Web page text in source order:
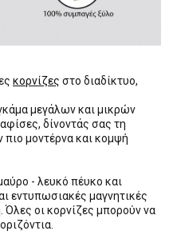
κορνίζες στο διαδίκτυο,
μεγάλων και μικρών
δίνοντάς σας τη
πιο μοντέρνα και κομψή
- λευκό πέυκο και
εντυπωσιακές μαγνητικές
οι κορνίζες μπορούν να